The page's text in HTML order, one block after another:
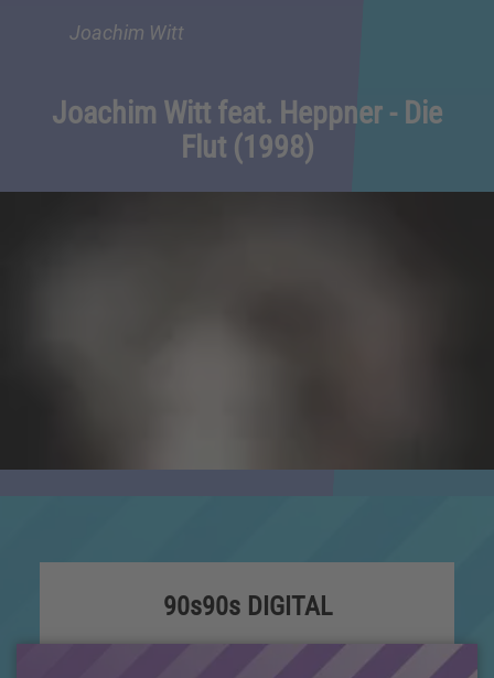
Joachim Witt
Joachim Witt feat. Heppner - Die
Flut (1998)
90s90s DIGITAL